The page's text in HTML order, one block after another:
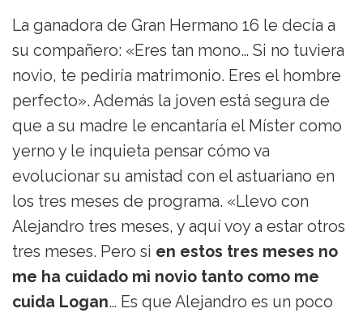
La ganadora de Gran Hermano 16 le decía a
su compañero: «Eres tan mono… Si no tuviera
novio, te pediría matrimonio. Eres el hombre
perfecto». Además la joven está segura de
que a su madre le encantaría el Míster como
yerno y le inquieta pensar cómo va
evolucionar su amistad con el astuariano en
los tres meses de programa. «Llevo con
Alejandro tres meses, y aquí voy a estar otros
tres meses. Pero si en estos tres meses no
me ha cuidado mi novio tanto como me
cuida Logan… Es que Alejandro es un poco